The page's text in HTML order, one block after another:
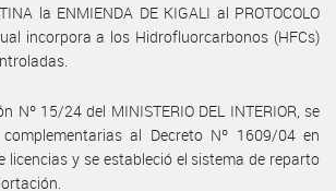
la ENMIENDA DE KIGALI al PROTOCOLO
incorpora a los Hidrofluorcarbonos (HFCs)
Nº 15/24 del MINISTERIO DEL INTERIOR, se
al Decreto Nº 1609/04 en
licencias y se estableció el sistema de reparto